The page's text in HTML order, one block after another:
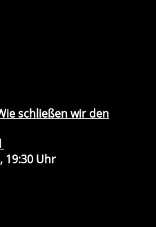
schließen wir den
19:30 Uhr